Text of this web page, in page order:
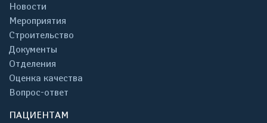
Новости
Мероприятия
Строительство
Документы
Отделения
Оценка качества
Вопрос-ответ
ПАЦИЕНТАМ